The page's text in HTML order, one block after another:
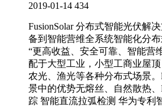
2019-01-14 434
FusionSolar 分布式智能光伏解
备到智能营维全系统智能化分
“更高收益、安全可靠、智能营
配于大型工业，小型工商业屋顶
农光、渔光等各种分布式场景。
景中的优势无熔丝、自然散热
踪 智能直流拉弧检测 华为专利